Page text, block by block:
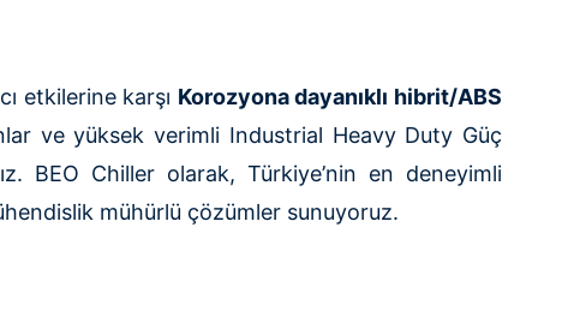
etkilerine karşı Korozyona dayanıklı hibrit/ABS
ve yüksek verimli Industrial Heavy Duty Güç
BEO Chiller olarak, Türkiye’nin en deneyimli
mühürlü çözümler sunuyoruz.